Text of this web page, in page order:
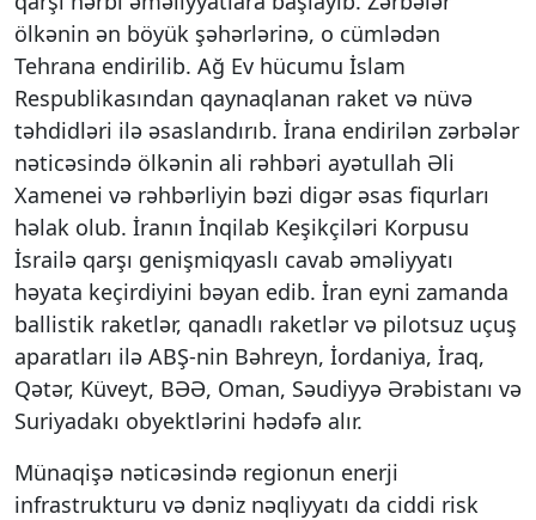
ölkənin ən böyük şəhərlərinə, o cümlədən
Tehrana endirilib. Ağ Ev hücumu İslam
Respublikasından qaynaqlanan raket və nüvə
təhdidləri ilə əsaslandırıb. İrana endirilən zərbələr
nəticəsində ölkənin ali rəhbəri ayətullah Əli
Xamenei və rəhbərliyin bəzi digər əsas fiqurları
həlak olub. İranın İnqilab Keşikçiləri Korpusu
İsrailə qarşı genişmiqyaslı cavab əməliyyatı
həyata keçirdiyini bəyan edib. İran eyni zamanda
ballistik raketlər, qanadlı raketlər və pilotsuz uçuş
aparatları ilə ABŞ-nin Bəhreyn, İordaniya, İraq,
Qətər, Küveyt, BƏƏ, Oman, Səudiyyə Ərəbistanı və
Suriyadakı obyektlərini hədəfə alır.
Münaqişə nəticəsində regionun enerji
infrastrukturu və dəniz nəqliyyatı da ciddi risk